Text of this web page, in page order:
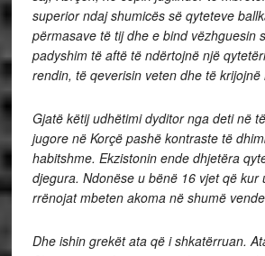
superior ndaj shumicës së qyteteve
përmasave të tij dhe e bind vëzhguesin
padyshim të aftë të ndërtojnë një
rendin, të qeverisin veten dhe të krijojnë
Gjatë këtij udhëtimi dyditor nga deti në
jugore në Korçë pashë kontraste të
habitshme. Ekzistonin ende dhjetëra
djegura. Ndonëse u bënë 16 vjet që kur
rrënojat mbeten akoma në shumë
Dhe ishin grekët ata që i shkatërruan.